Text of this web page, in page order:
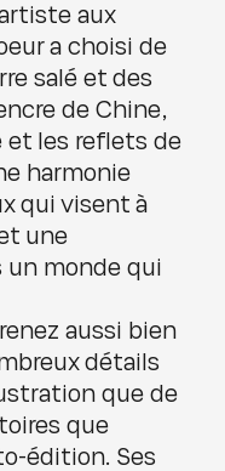
aux
a choisi de
salé et des
de Chine,
et les reflets de
harmonie
qui visent à
une
un monde qui
aussi bien
détails
que de
que
édition. Ses